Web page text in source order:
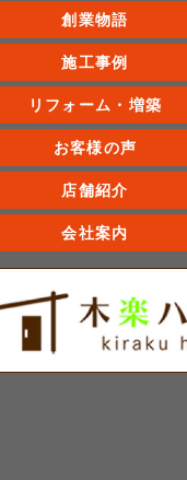
創業物語
施工事例
リフォーム・増築
お客様の声
店舗紹介
会社案内